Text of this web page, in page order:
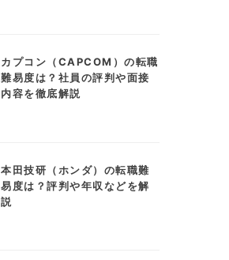
カプコン（CAPCOM）の転職
難易度は？社員の評判や面接
内容を徹底解説
本田技研（ホンダ）の転職難
易度は？評判や年収などを解
説